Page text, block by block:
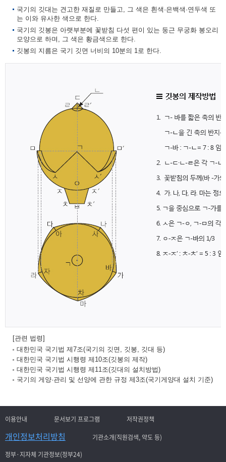
국기의 깃대는 견고한 재질로 만들고, 그 색은 흰색·은백색·연두색 또
는 이와 유사한 색으로 한다.
국기의 깃봉은 아랫부분에 꽃받침 다섯 편이 있는 둥근 무궁화 봉오리
모양으로 하며, 그 색은 황금색으로 한다.
깃봉의 지름은 국기 깃면 너비의 10분의 1로 한다.
[관련 법령]
대한민국 국기법 제7조(국기의 깃면, 깃봉, 깃대 등)
대한민국 국기법 시행령 제10조(깃봉의 제작)
대한민국 국기법 시행령 제11조(깃대의 설치방법)
국기의 게양·관리 및 선양에 관한 규정 제3조(국기게양대 설치 기준)
이용안내 문서보기 프로그램 저작권정책
개인정보처리방침
기관소개(직원검색, 약도 등)
정부·지자체 기관정보(정부24)